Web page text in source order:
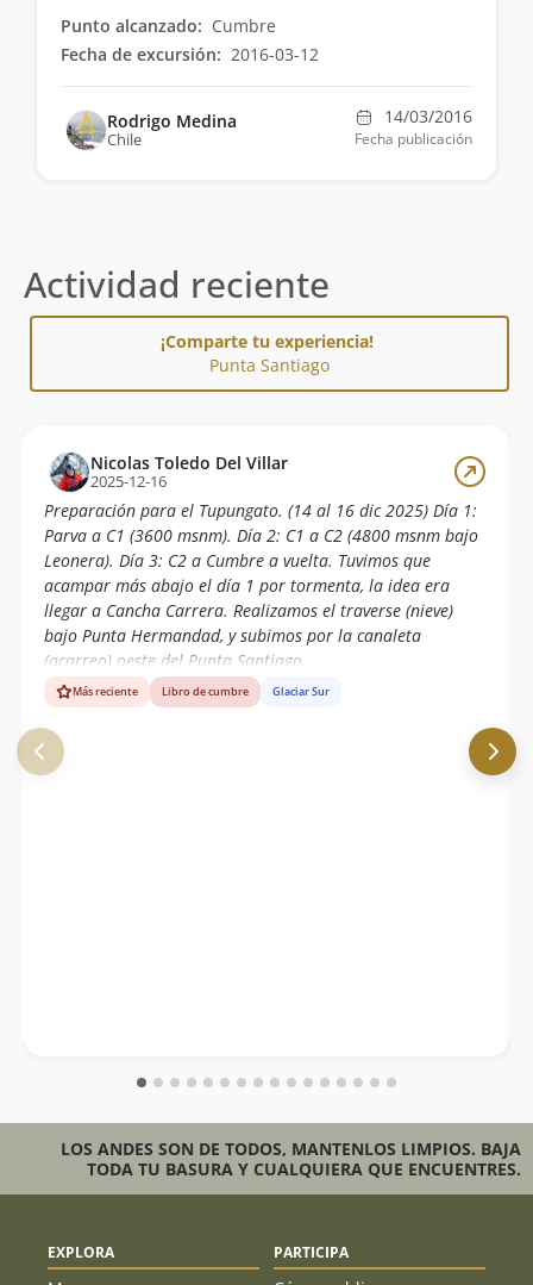
Punto alcanzado: Cumbre
Fecha de excursión: 2016-03-12
Rodrigo Medina
Chile
14/03/2016
Fecha publicación
Actividad reciente
¡Comparte tu experiencia!
Punta Santiago
Nicolas Toledo Del Villar
2025-12-16
Preparación para el Tupungato. (14 al 16 dic 2025) Día 1:
Parva a C1 (3600 msnm). Día 2: C1 a C2 (4800 msnm bajo
Leonera). Día 3: C2 a Cumbre a vuelta. Tuvimos que
acampar más abajo el día 1 por tormenta, la idea era
llegar a Cancha Carrera. Realizamos el traverse (nieve)
bajo Punta Hermandad, y subimos por la canaleta
(acarreo) oeste del Punta Santiago.
Más reciente Libro de cumbre Glaciar Sur
LOS ANDES SON DE TODOS, MANTENLOS LIMPIOS. BAJA
TODA TU BASURA Y CUALQUIERA QUE ENCUENTRES.
EXPLORA PARTICIPA